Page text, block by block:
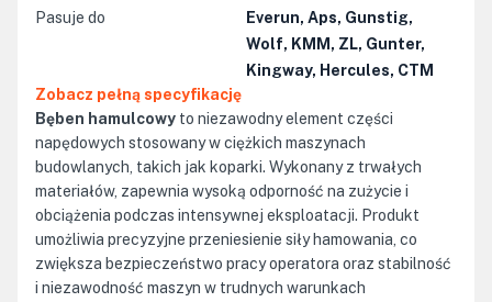
Pasuje do
Everun, Aps, Gunstig,
Wolf, KMM, ZL, Gunter,
Kingway, Hercules, CTM
Zobacz pełną specyfikację
Bęben hamulcowy to niezawodny element części
napędowych stosowany w ciężkich maszynach
budowlanych, takich jak koparki. Wykonany z trwałych
materiałów, zapewnia wysoką odporność na zużycie i
obciążenia podczas intensywnej eksploatacji. Produkt
umożliwia precyzyjne przeniesienie siły hamowania, co
zwiększa bezpieczeństwo pracy operatora oraz stabilność
i niezawodność maszyn w trudnych warunkach